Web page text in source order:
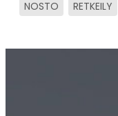
NOSTO
RETKEILY